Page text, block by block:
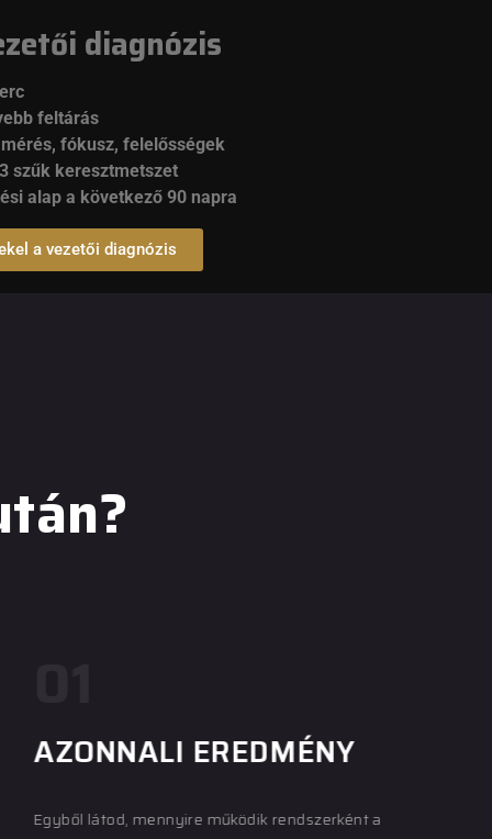
diagnózis
feltárás
fókusz, felelősségek
szűk keresztmetszet
alap a következő 90 napra
a vezetői diagnózis
AZONNALI EREDMÉNY
Egyből látod, mennyire működik rendszerként a